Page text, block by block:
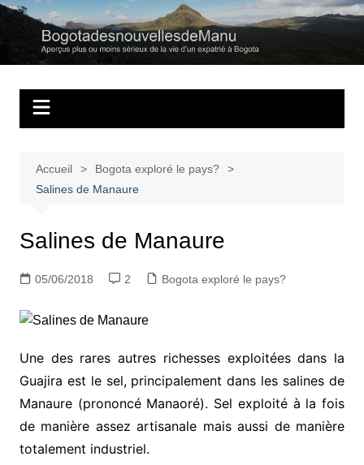
Aller
contenu
Regards personnels sur la vie d’expatrié à Bogota
Accueil
Bogota exploré le pays?
Salines de Manaure
Salines de Manaure
05/06/2018 2 Bogota exploré le pays?
Une des rares autres richesses exploitées dans la
Guajira est le sel, principalement dans les salines de
Manaure (prononcé Manaoré). Sel exploité à la fois
de manière assez artisanale mais aussi de manière
totalement industriel.